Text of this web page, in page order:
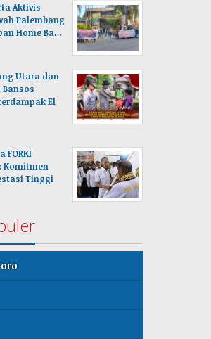
Aktivis
Palembang
Home Ba…
Utara dan
El
FORKI
Komitmen
Tinggi